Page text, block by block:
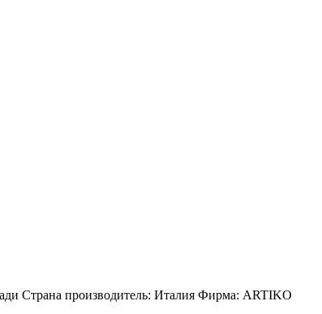
Страна производитель: Италия Фирма: ARTIKO